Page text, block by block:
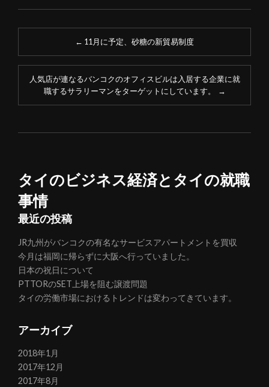
投
稿
ナ
ビ
ー
シ
ョ
ン
← 11月に予定、砂糖の新貿易制度
人気店が連なるバンコクのオフィスビルは入居する企業に就
職するサラリーマンをターゲットにしています。
→
タイのビジネス経済とタイの就職
事情
最近の投稿
JR九州がバンコクの有名なサービスアパートメントを買収
今月は福岡に帰らずに大阪へ行っていました。
日本の祝日について
PTTORのSET上場を阻む譲渡問題
タイの労働市場におけるトレンドは変わってきています。
アーカイブ
2018年1月
2017年12月
2017年8月